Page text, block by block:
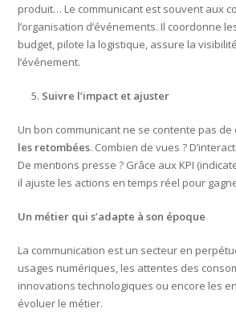
produit… Le communicant est souvent aux
l’organisation d’événements. Il coordonne
budget, pilote la logistique, assure la
l’événement.
Suivre l’impact et ajuster
Un bon communicant ne se contente pas de
les retombées. Combien de vues ?
De mentions presse ? Grâce aux KPI
il ajuste les actions en temps réel pour
Un métier qui s’adapte à son époque
La communication est un secteur en
usages numériques, les attentes des
innovations technologiques ou encore les
évoluer le métier.